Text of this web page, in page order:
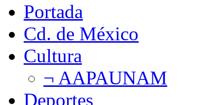
Portada
Cd. de México
Cultura
¬ AAPAUNAM
Deportes